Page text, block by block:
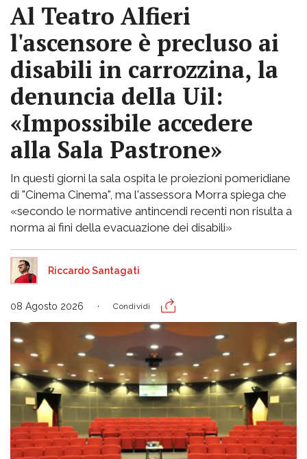
Al Teatro Alfieri
l'ascensore è precluso ai
disabili in carrozzina, la
denuncia della Uil:
«Impossibile accedere
alla Sala Pastrone»
In questi giorni la sala ospita le proiezioni pomeridiane
di "Cinema Cinema", ma l'assessora Morra spiega che
«secondo le normative antincendi recenti non risulta a
norma ai fini della evacuazione dei disabili»
Riccardo Santagati
08 Agosto 2026 Condividi